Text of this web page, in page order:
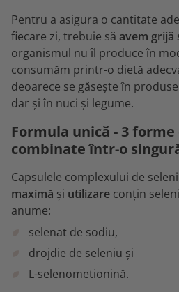
Pentru a asigura o cantitate
fiecare zi, trebuie să avem grijă
organismul nu îl produce în
consumăm printr-o dietă
deoarece se găsește în
dar și în nuci și legume.
Formula unică - 3
combinate într-o
Capsulele complexului de
maximă și utilizare conțin
anume:
selenat de sodiu,
drojdie de seleniu și
L-selenometionină.